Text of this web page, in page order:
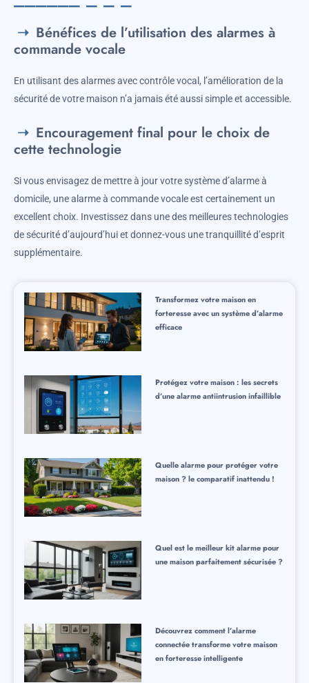
Bénéfices de l’utilisation des alarmes à
commande vocale
En utilisant des alarmes avec contrôle vocal, l’amélioration de la
sécurité de votre maison n’a jamais été aussi simple et accessible.
Encouragement final pour le choix de
cette technologie
Si vous envisagez de mettre à jour votre système d’alarme à
domicile, une alarme à commande vocale est certainement un
excellent choix. Investissez dans une des meilleures technologies
de sécurité d’aujourd’hui et donnez-vous une tranquillité d’esprit
supplémentaire.
Transformez votre maison en
forteresse avec un système d’alarme
efficace
Protégez votre maison : les secrets
d’une alarme antiintrusion infaillible
Quelle alarme pour protéger votre
maison ? le comparatif inattendu !
Quel est le meilleur kit alarme pour
une maison parfaitement sécurisée ?
Découvrez comment l’alarme
connectée transforme votre maison
en forteresse intelligente